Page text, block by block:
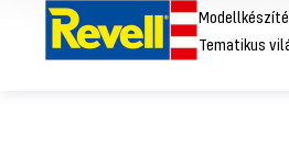
tartalomhoz
Tematikus
Revell